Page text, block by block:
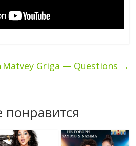
Matvey Griga — Questions →